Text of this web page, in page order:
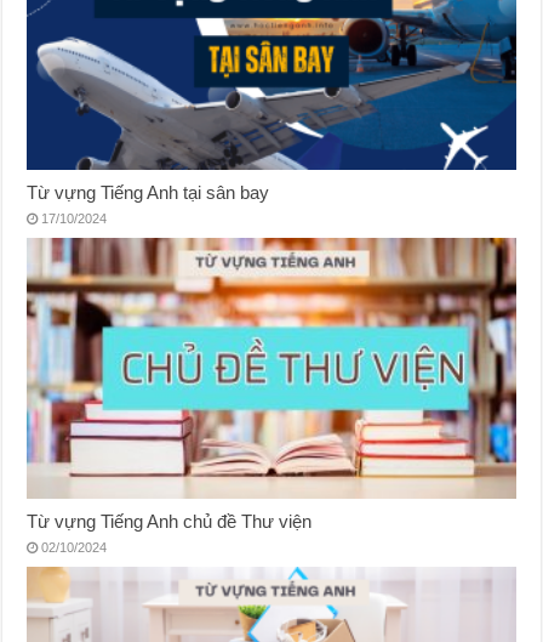
Từ vựng Tiếng Anh tại sân bay
17/10/2024
Từ vựng Tiếng Anh chủ đề Thư viện
02/10/2024